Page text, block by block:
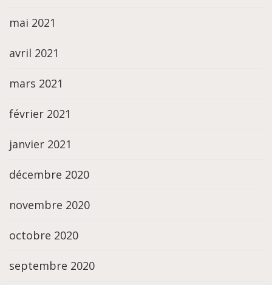
mai 2021
avril 2021
mars 2021
février 2021
janvier 2021
décembre 2020
novembre 2020
octobre 2020
septembre 2020